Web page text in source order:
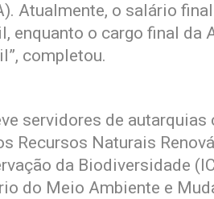
Atualmente, o salário
enquanto o cargo final da
completou.
servidores de
Recursos Naturais
da Biodiversidade
do Meio Ambiente e